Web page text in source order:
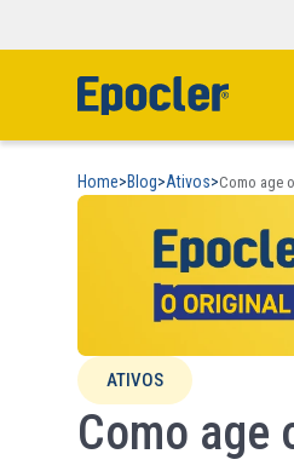
Home>Blog>Ativos>Como age
ATIVOS
Como age